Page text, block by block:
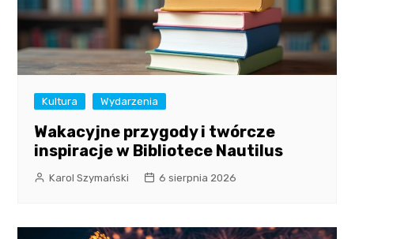
Kultura Wydarzenia
Wakacyjne przygody i twórcze
inspiracje w Bibliotece Nautilus
Karol Szymański 6 sierpnia 2026